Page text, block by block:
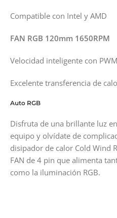
Compatible con Intel y AMD
FAN RGB 120mm 1650RPM
Velocidad inteligente con PWM
Excelente transferencia de
Auto RGB
Disfruta de una brillante luz
equipo y olvídate de
disipador de calor Cold Wind
FAN de 4 pin que alimenta
como la iluminación RGB.